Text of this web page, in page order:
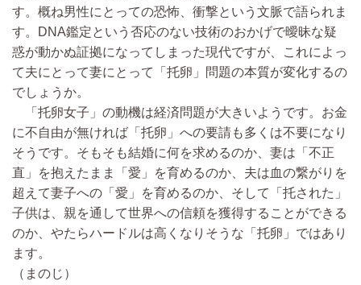
す。概ね男性にとっての恐怖、衝撃という文脈で語られま
す。DNA鑑定という否応のない技術のおかげで曖昧な疑
惑が動かぬ証拠になってしまった現代ですが、これによっ
て夫にとって妻にとって「托卵」問題の本質が変化するの
でしょうか。
「托卵女子」の動機は経済問題が大きいようです。お金
に不自由が無ければ「托卵」への要請も多くは不要になり
そうです。そもそも結婚に何を求めるのか、妻は「不正
直」を抱えたまま「愛」を育めるのか、夫は血の繋がりを
超えて妻子への「愛」を育めるのか、そして「托された」
子供は、親を通して世界への信頼を獲得することができる
のか、やたらハードルは高くなりそうな「托卵」ではあり
ます。
（まのじ）